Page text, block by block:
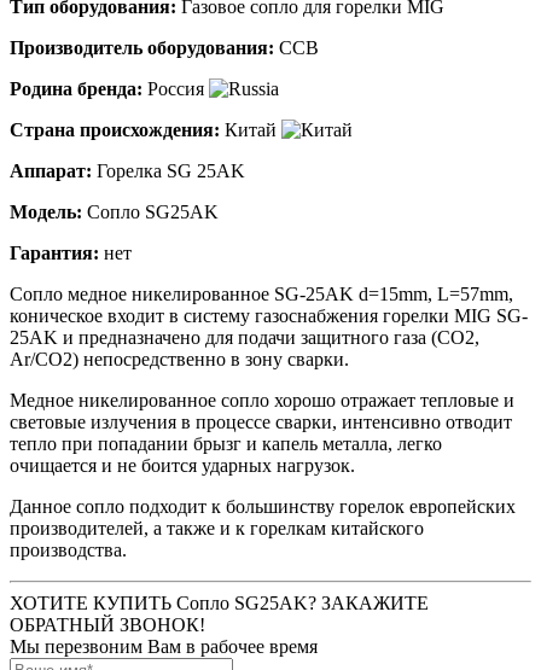
Тип оборудования: Газовое сопло для горелки MIG
Производитель оборудования: ССВ
Родина бренда: Россия
Страна происхождения: Китай
Аппарат: Горелка SG 25AK
Модель: Сопло SG25AK
Гарантия: нет
Сопло медное никелированное SG-25AK d=15mm, L=57mm,
коническое входит в систему газоснабжения горелки MIG SG-
25AK и предназначено для подачи защитного газа (CO2,
Ar/CO2) непосредственно в зону сварки.
Медное никелированное сопло хорошо отражает тепловые и
световые излучения в процессе сварки, интенсивно отводит
тепло при попадании брызг и капель металла, легко
очищается и не боится ударных нагрузок.
Данное сопло подходит к большинству горелок европейских
производителей, а также и к горелкам китайского
производства.
ХОТИТЕ КУПИТЬ Сопло SG25AK? ЗАКАЖИТЕ
ОБРАТНЫЙ ЗВОНОК!
Мы перезвоним Вам в рабочее время